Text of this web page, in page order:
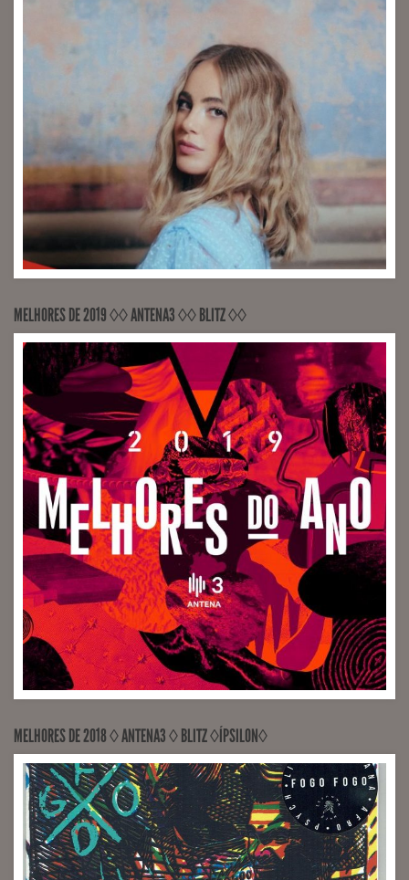
RECORDED Sons Em Trânsito, Universal Music (Engineer
Nic Hard, Michael League)
MELHORES DE 2019 ◊◊ ANTENA3 ◊◊ BLITZ ◊◊
VOCALS RECORDINGS Universal Music (Engineer João
Martins)
MELHORES DE 2018 ◊ ANTENA3 ◊ BLITZ ◊ÍPSILON◊